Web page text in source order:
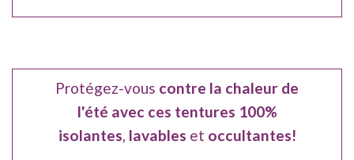
Protégez-vous contre la chaleur de
l'été avec ces tentures 100%
isolantes, lavables et occultantes!